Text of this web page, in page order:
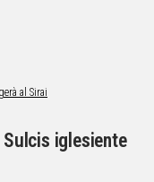
Sulcis iglesiente